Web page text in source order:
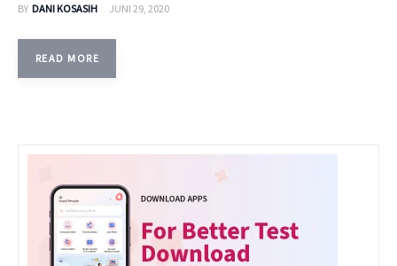
BY DANI KOSASIH JUNI 29, 2020
READ MORE